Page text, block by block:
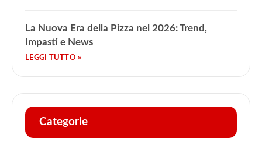
La Nuova Era della Pizza nel 2026: Trend,
Impasti e News
Categorie